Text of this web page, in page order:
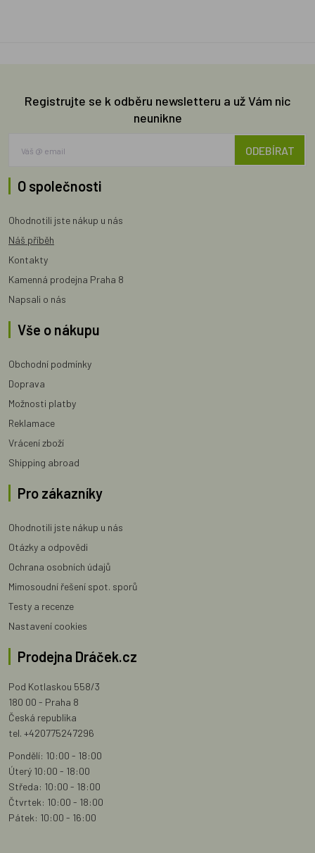
Registrujte se k odběru newsletteru a už Vám nic
neunikne
ODEBÍRAT
O společnosti
Ohodnotili jste nákup u nás
Náš příběh
Kontakty
Kamenná prodejna Praha 8
Napsali o nás
Vše o nákupu
Obchodní podmínky
Doprava
Možnosti platby
Reklamace
Vrácení zboží
Shipping abroad
Pro zákazníky
Ohodnotili jste nákup u nás
Otázky a odpovědi
Ochrana osobních údajů
Mimosoudní řešení spot. sporů
Testy a recenze
Nastavení cookies
Prodejna Dráček.cz
Pod Kotlaskou 558/3
180 00 - Praha 8
Česká republika
tel. +420775247296
Pondělí: 10:00 - 18:00
Úterý 10:00 - 18:00
Středa: 10:00 - 18:00
Čtvrtek: 10:00 - 18:00
Pátek: 10:00 - 16:00